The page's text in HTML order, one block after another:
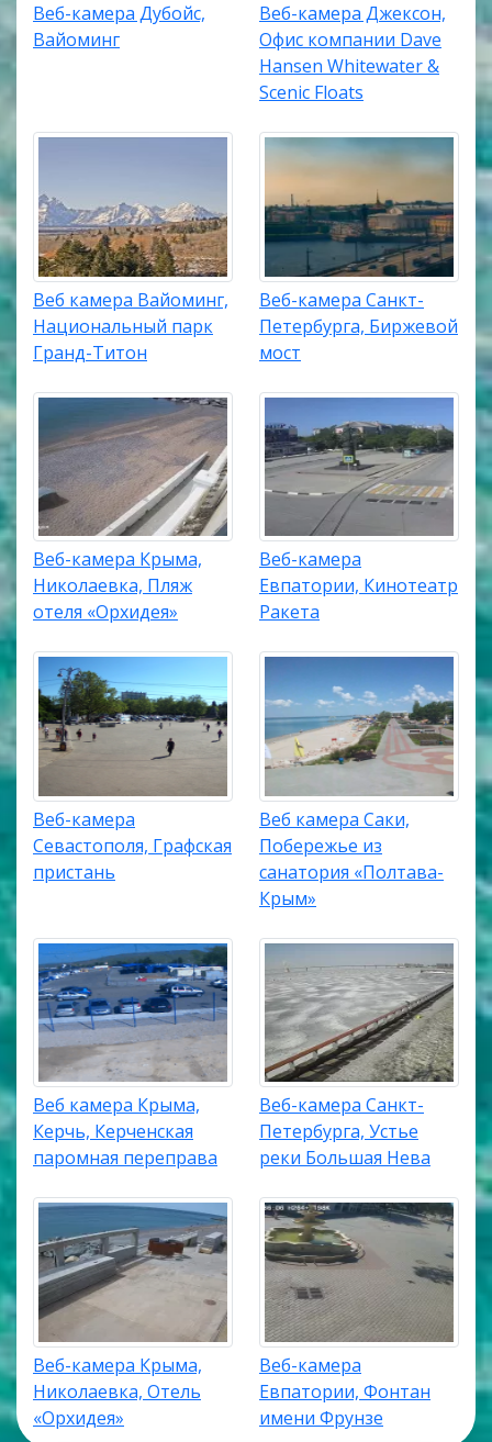
Веб-камера Дубойс,
Вайоминг
Веб-камера Джексон,
Офис компании Dave
Hansen Whitewater &
Scenic Floats
Веб камера Вайоминг,
Национальный парк
Гранд-Титон
Веб-камера Санкт-
Петербурга, Биржевой
мост
Веб-камера Крыма,
Николаевка, Пляж
отеля «Орхидея»
Веб-камера
Евпатории, Кинотеатр
Ракета
Веб-камера
Севастополя, Графская
пристань
Веб камера Саки,
Побережье из
санатория «Полтава-
Крым»
Веб камера Крыма,
Керчь, Керченская
паромная переправа
Веб-камера Санкт-
Петербурга, Устье
реки Большая Нева
Веб-камера Крыма,
Николаевка, Отель
«Орхидея»
Веб-камера
Евпатории, Фонтан
имени Фрунзе